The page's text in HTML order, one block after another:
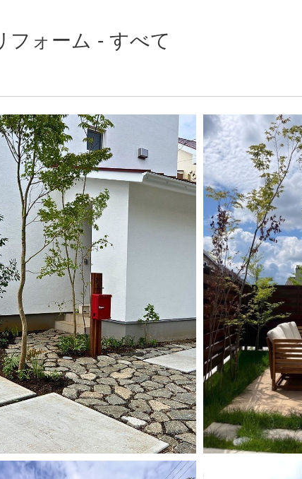
ォーム - すべて